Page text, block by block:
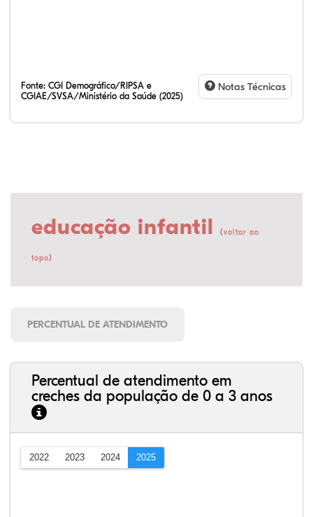
Fonte: CGI Demográfico/RIPSA e
CGIAE/SVSA/Ministério da Saúde (2025)
Notas Técnicas
educação infantil (voltar ao
topo)
PERCENTUAL DE ATENDIMENTO
Percentual de atendimento em
creches da população de 0 a 3 anos
2022 2023 2024 2025